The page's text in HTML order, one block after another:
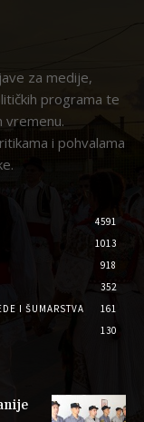
za medije,
programa te
vremenu.
i pohvalama
4591
1013
918
352
I ŠUMARSTVA
161
130